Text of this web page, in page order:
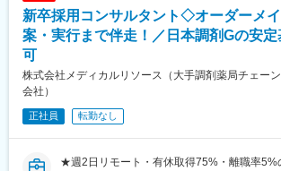
変更の範囲：会社の定める業務
・プロモーションツールのローカライズ:
グローバルからのプロモーションツールを日
営業および臨床スタッフに対して、製品の使
・業界動向の把握:
・顧客との関係構築:
新卒採用コンサルタント◇オーダーメ
案・実行まで伴走！／日本調剤Gの安
可
株式会社メディカルリソース（大手調剤薬局チェー
会社）
正社員 転勤なし
★週2日リモート・有休取得75%・離職率5%